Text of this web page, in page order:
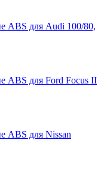
ABS для Audi 100/80,
ABS для Ford Focus II
ABS для Nissan